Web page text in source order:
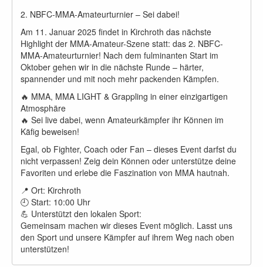
2. NBFC-MMA-Amateurturnier – Sei dabei!
Am 11. Januar 2025 findet in Kirchroth das nächste
Highlight der MMA-Amateur-Szene statt: das 2. NBFC-
MMA-Amateurturnier! Nach dem fulminanten Start im
Oktober gehen wir in die nächste Runde – härter,
spannender und mit noch mehr packenden Kämpfen.
🔥 MMA, MMA LIGHT & Grappling in einer einzigartigen
Atmosphäre
🔥 Sei live dabei, wenn Amateurkämpfer ihr Können im
Käfig beweisen!
Egal, ob Fighter, Coach oder Fan – dieses Event darfst du
nicht verpassen! Zeig dein Können oder unterstütze deine
Favoriten und erlebe die Faszination von MMA hautnah.
📍 Ort: Kirchroth
🕘 Start: 10:00 Uhr
💪 Unterstützt den lokalen Sport:
Gemeinsam machen wir dieses Event möglich. Lasst uns
den Sport und unsere Kämpfer auf ihrem Weg nach oben
unterstützen!